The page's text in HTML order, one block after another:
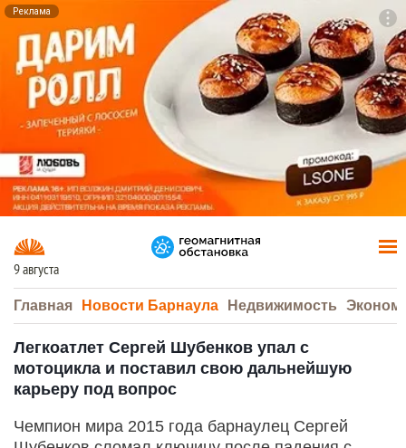
Реклама
9 августа
Главная Новости Барнаула Недвижимость
Легкоатлет Сергей Шубенков упал с
мотоцикла и поставил свою дальнейшую
карьеру под вопрос
Чемпион мира 2015 года барнаулец Сергей